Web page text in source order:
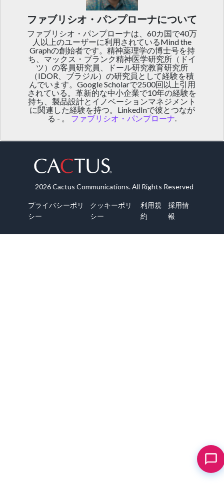
ファブリシオ・パンプローナについて
ファブリシオ・パンプローナは、60カ国で40万
人以上のユーザーに利用されているMind the
Graphの創始者です。精神薬理学の博士号を持
ち、マックス・プランク精神医学研究所（ドイ
ツ）の客員研究員、ドール研究教育研究所
（IDOR、ブラジル）の研究員として経験を積
んでいます。Google Scholarで2500回以上引用
されている。革新的な中小企業で10年の経験を
持ち、製品設計とイノベーションマネジメント
に関連した経験を持つ。LinkedInで彼とつなが
る - 。 ファブリシオ・パンプローナ.
2026 Cactus Communications. All Rights Reserved
プライバシーポリ
シー
クッキーポリ
シー
利用規
約
採用情
報